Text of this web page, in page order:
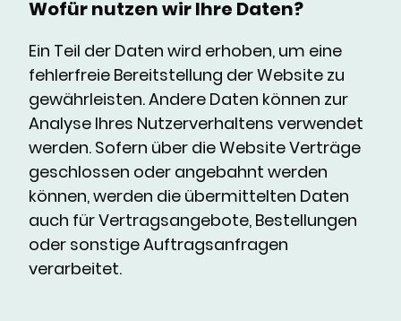
Wofür nutzen wir Ihre Daten?
Ein Teil der Daten wird erhoben, um eine
fehlerfreie Bereitstellung der Website zu
gewährleisten. Andere Daten können zur
Analyse Ihres Nutzerverhaltens verwendet
werden. Sofern über die Website Verträge
geschlossen oder angebahnt werden
können, werden die übermittelten Daten
auch für Vertragsangebote, Bestellungen
oder sonstige Auftragsanfragen
verarbeitet.